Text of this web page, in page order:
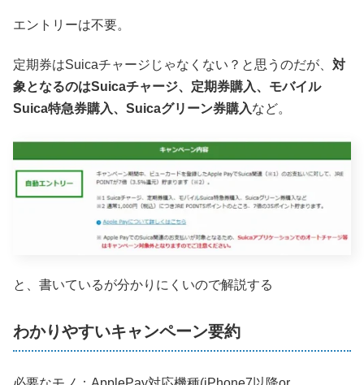
エントリーは不要。
定期券はSuicaチャージじゃなくない？と思うのだが、 対
象となるのはSuicaチャージ、定期券購入、モバイル
Suica特急券購入、Suicaグリーン券購入など。
と、書いているが分かりにくいので解説する
わかりやすいキャンペーン要約